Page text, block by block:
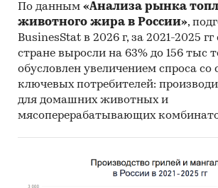
один раз в течение последних
для себя, для другого
предприятия. Результаты
опроса представлены в
диаграммах и информативных
Кабинетное исследование.
информации из различных
проведение расчетов.
Прогноз ГидМаркет.
статистические методы
По данным «Анализа рынка
животного жира в России»,
BusinesStat в 2026 г, за 2021-2025
стране выросли на 63% до 156 тыс
обусловлен увеличением спроса со
ключевых потребителей:
для домашних животных и
мясоперерабатывающих